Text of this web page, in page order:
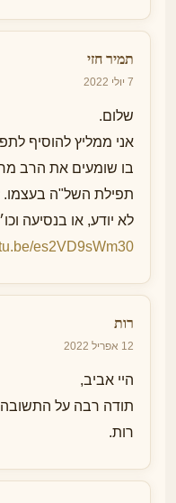
תמיר חזי
7 יולי 2022
שלום.
אני ממליץ להוסיף
בו שומעים את הרב
תפילת השל"ה בעצמו.
לא יודע, או בנסיעה
es2VD9sWm30
רות
12 אפריל 2022
היי אביב,
תודה רבה על
רות.